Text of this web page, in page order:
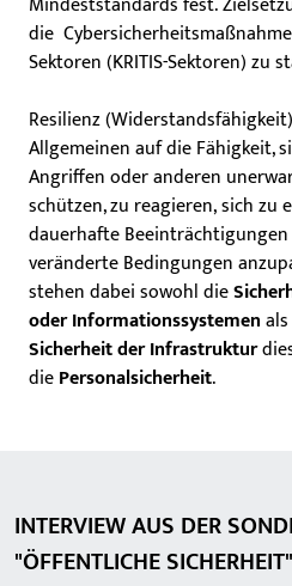
die
Sektoren (KRITIS-Sektoren) zu
Resilienz
Allgemeinen auf die Fähigkeit,
Angriffen oder anderen
schützen, zu reagieren, sich zu
dauerhafte
veränderte Bedingungen
stehen dabei sowohl die
oder Informationssystemen
Sicherheit der Infrastruktur
diePersonalsicherheit.
INTERVIEW AUS DER
"ÖFFENTLICHE SICHERHEIT"